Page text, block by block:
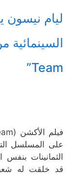
ليام نيسون
Team”
على المسلسل
الثمانينات
قد خلقت له